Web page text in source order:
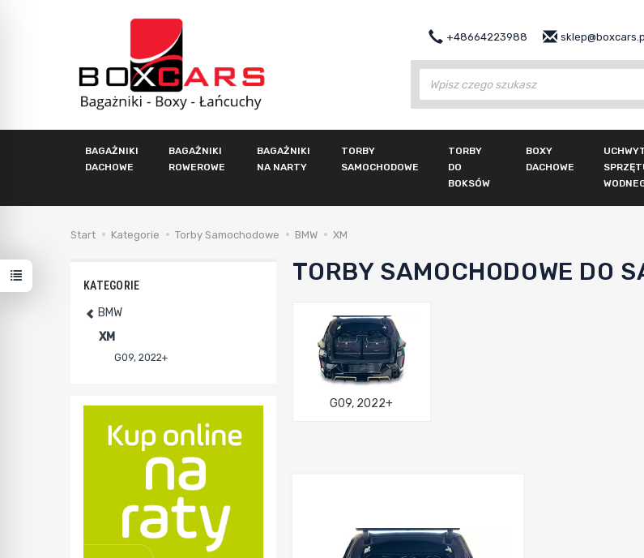
+48664223988
BAGAŻNIKI
DACHOWE
BAGAŻNIKI
ROWEROWE
BAGAŻNIKI
NA NARTY
TORBY
SAMOCHODOWE
TORBY
DO
BOKSÓW
BOXY
DACHOWE
Start Kategorie Torby Samochodowe BMW XM
TORBY SAMOCHODOWE DO
G09, 2022+
KATEGORIE
BMW
XM
G09, 2022+